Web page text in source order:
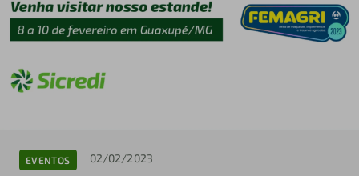
EVENTOS 02/02/2023